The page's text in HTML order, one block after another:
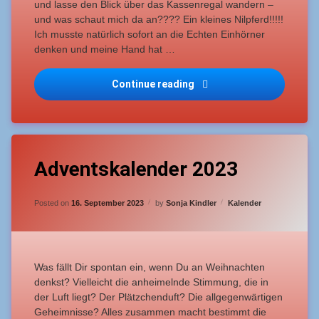
und lasse den Blick über das Kassenregal wandern –
und was schaut mich da an???? Ein kleines Nilpferd!!!!!
Ich musste natürlich sofort an die Echten Einhörner
denken und meine Hand hat …
Continue reading Rahmenschüttelbox
Adventskalender 2023
Posted on 16. September 2023 by Sonja Kindler Categories:
Kalender
Was fällt Dir spontan ein, wenn Du an Weihnachten
denkst? Vielleicht die anheimelnde Stimmung, die in
der Luft liegt? Der Plätzchenduft? Die allgegenwärtigen
Geheimnisse? Alles zusammen macht bestimmt die
Advent
a
Comment
Adventskalender